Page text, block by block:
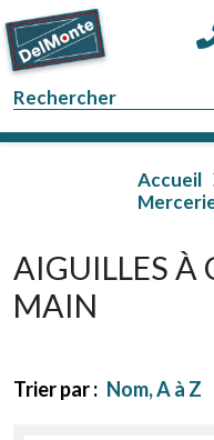
Accueil
AIGUILLES À
MAIN
Trier par : Nom, A à Z